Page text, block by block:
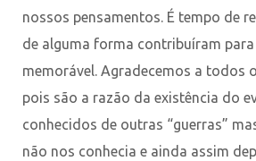
nossos pensamentos. É tempo de
de alguma forma contribuíram
memorável. Agradecemos a todos
pois são a razão da existência do
conhecidos de outras “guerras”
não nos conhecia e ainda assim